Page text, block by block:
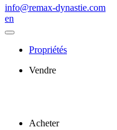
info@remax-dynastie.com
en
Propriétés
Vendre
Acheter